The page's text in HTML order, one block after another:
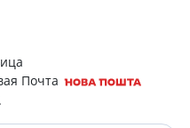
Почта